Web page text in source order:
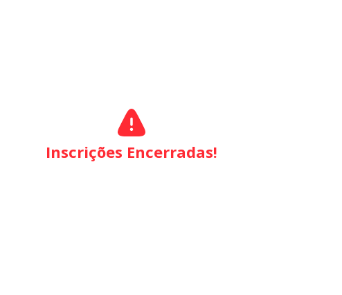
Inscrições Encerradas!